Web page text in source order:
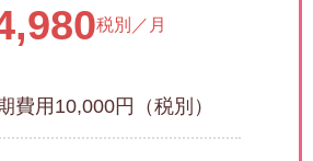
税別／月
費用10,000円（税別）